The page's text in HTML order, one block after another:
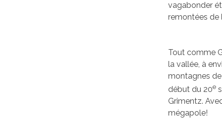
vagabonder
remontées de
Tout comme
la vallée, à
montagnes de
début du 20e
Grimentz.
mégapole!